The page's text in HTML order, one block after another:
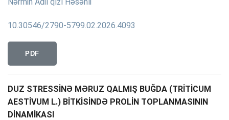
10.30546/2790-5799.02.2026.4093
PDF
DUZ STRESSİNƏ MƏRUZ QALMIŞ BUĞDA (TRİTİCUM
AESTİVUM L.) BİTKİSİNDƏ PROLİN TOPLANMASININ
DİNAMİKASI